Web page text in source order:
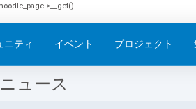
>__get()
ニティ イベント プロジェクト
ュース